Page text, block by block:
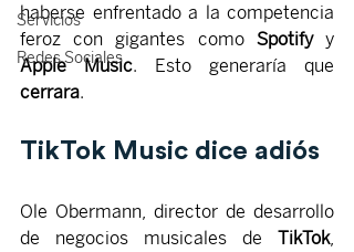
Servicios
Redes Sociales
haberse enfrentado a la competencia
feroz con gigantes como Spotify
Apple Music
cerrara.
TikTok Music dice adiós
Ole Obermann, director de desarrollo
de negocios musicales de TikTok,